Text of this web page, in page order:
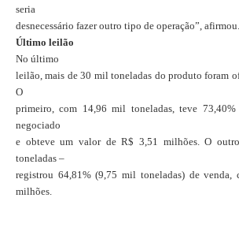
seria
desnecessário fazer outro tipo de operação”, afirmou.
Último leilão
No último
leilão, mais de 30 mil toneladas do produto foram
O
primeiro, com 14,96 mil toneladas, teve
negociado
e obteve um valor de R$ 3,51 milhões. O
toneladas –
registrou 64,81% (9,75 mil toneladas) de
milhões.